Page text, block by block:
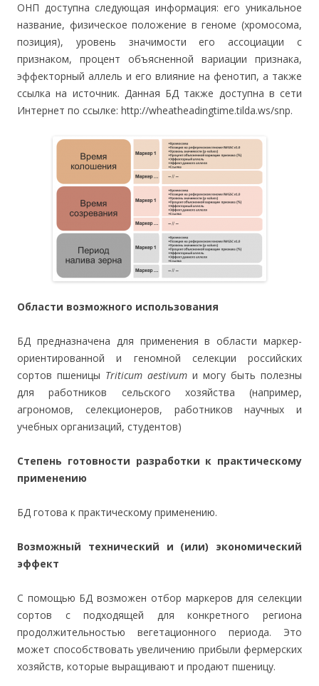
ОНП доступна следующая информация: его уникальное
название, физическое положение в геноме (хромосома,
позиция), уровень значимости его ассоциации с
признаком, процент объясненной вариации признака,
эффекторный аллель и его влияние на фенотип, а также
ссылка на источник. Данная БД также доступна в сети
Интернет по ссылке: http://wheatheadingtime.tilda.ws/snp.
Области возможного использования
БД предназначена для применения в области маркер-
ориентированной и геномной селекции российских
сортов пшеницы Triticum aestivum и могу быть полезны
для работников сельского хозяйства (например,
агрономов, селекционеров, работников научных и
учебных организаций, студентов)
Степень готовности разработки к практическому
применению
БД готова к практическому применению.
Возможный технический и (или) экономический
эффект
С помощью БД возможен отбор маркеров для селекции
сортов с подходящей для конкретного региона
продолжительностью вегетационного периода. Это
может способствовать увеличению прибыли фермерских
хозяйств, которые выращивают и продают пшеницу.